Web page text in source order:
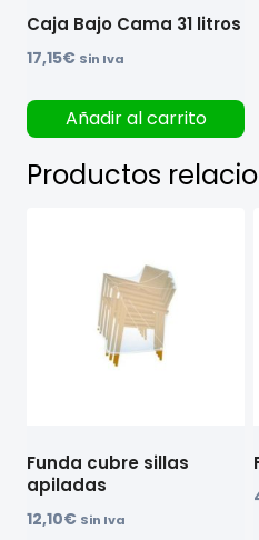
Caja Bajo Cama 31 litros
17,15€ Sin Iva
Añadir al carrito
Productos
Funda cubre sillas
apiladas
12,10€ Sin Iva